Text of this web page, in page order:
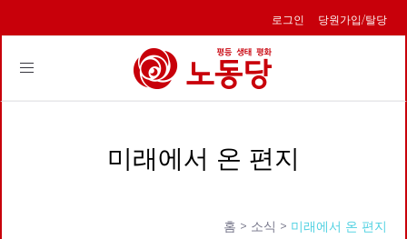
로그인 당원가입/탈당
Toggle
미래에서 온 편지
홈 > 소식 > 미래에서 온 편지